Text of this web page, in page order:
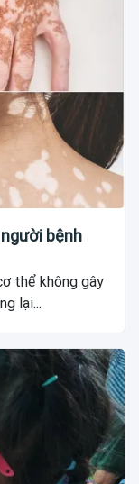
bệnh
thể không gây
lại...